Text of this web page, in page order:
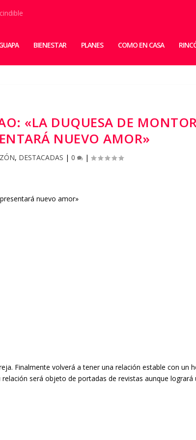
BIENESTAR PLANES COMO EN CASA
«LA DUQUESA DE
NUEVO AMOR»
, DESTACADAS | 0 |
Finalmente volverá a tener una relación estable con un
será objeto de portadas de revistas aunque logrará